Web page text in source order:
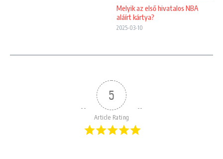
Melyik az első hivatalos NBA
aláírt kártya?
2025-03-10
5
Article Rating